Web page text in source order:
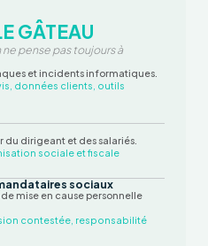
GÂTEAU
pense pas toujours à
et incidents informatiques.
données clients, outils
du dirigeant et des salariés.
sociale et fiscale
sociaux
mise en cause personnelle
contestée, responsabilité